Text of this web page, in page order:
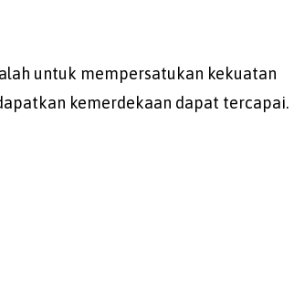
untuk mempersatukan kekuatan
kemerdekaan dapat tercapai.